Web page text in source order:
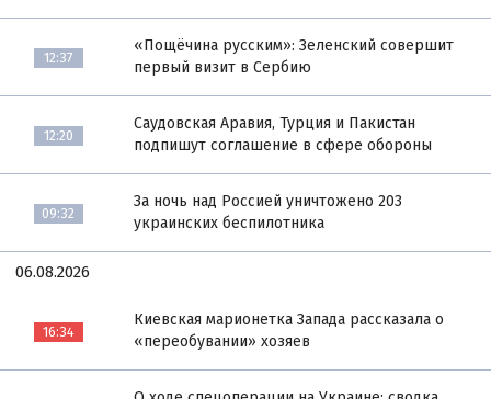
12:37
«Пощёчина русским»: Зеленский совершит
первый визит в Сербию
12:20
Саудовская Аравия, Турция и Пакистан
подпишут соглашение в сфере обороны
09:32
За ночь над Россией уничтожено 203
украинских беспилотника
06.08.2026
16:34
Киевская марионетка Запада рассказала о
«переобувании» хозяев